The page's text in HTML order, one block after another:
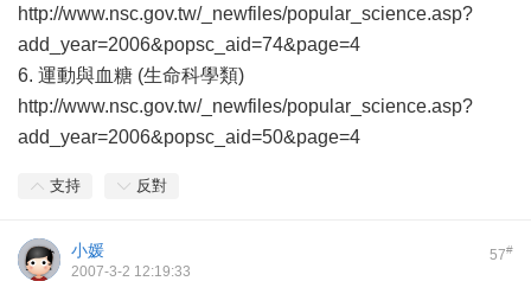
http://www.nsc.gov.tw/_newfiles/popular_science.asp?
add_year=2006&popsc_aid=74&page=4
6. 運動與血糖 (生命科學類)
http://www.nsc.gov.tw/_newfiles/popular_science.asp?
add_year=2006&popsc_aid=50&page=4
支持 反對
57#
小媛
2007-3-2 12:19:33